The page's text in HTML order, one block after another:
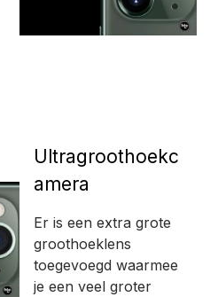
Ultragroothoekc
amera
Er is een extra grote
groothoeklens
toegevoegd waarmee
je een veel groter